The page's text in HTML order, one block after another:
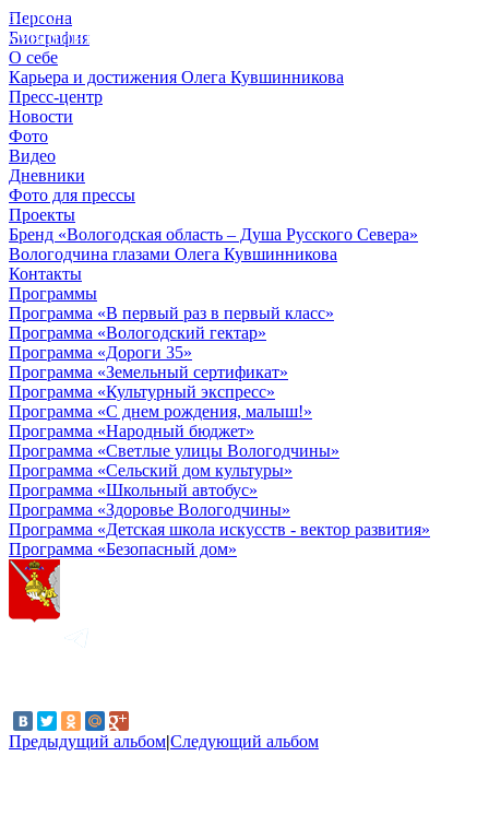
Персона
Биография
О себе
Карьера и достижения Олега Кувшинникова
Пресс-центр
Новости
Фото
Видео
Дневники
Фото для прессы
Проекты
Бренд «Вологодская область – Душа Русского Севера»
Вологодчина глазами Олега Кувшинникова
Контакты
Программы
Программа «В первый раз в первый класс»
Программа «Вологодский гектар»
Программа «Дороги 35»
Программа «Земельный сертификат»
Программа «Культурный экспресс»
Программа «С днем рождения, малыш!»
Программа «Народный бюджет»
Программа «Светлые улицы Вологодчины»
Программа «Сельский дом культуры»
Программа «Школьный автобус»
Программа «Здоровье Вологодчины»
Программа «Детская школа искусств - вектор развития»
Программа «Безопасный дом»
Предыдущий альбом|Следующий альбом
© 2012 - 2023,
КУВШИННИКОВ О.А.